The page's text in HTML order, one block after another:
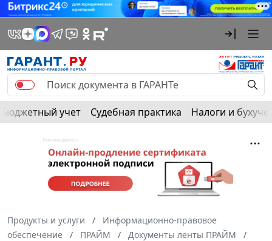
Бюджетный учет Судебная практика Налоги и
Продукты и услуги
Информационно-правовое
обеспечение
ПРАЙМ
Документы ленты ПРАЙМ